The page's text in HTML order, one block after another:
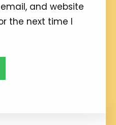
and website
the next time I